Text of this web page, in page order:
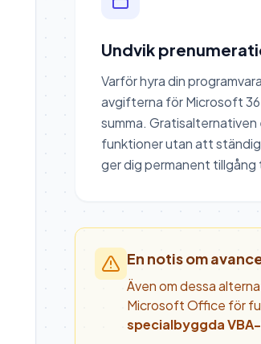
Undvik
Varför hyra din
avgifterna för Microsoft
summa.
funktioner utan att
ger dig permanent tillgång
En notis om
Även om dessa
Microsoft Office för
specialbyggda